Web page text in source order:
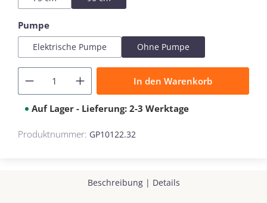
Pumpeauswählen
Elektrische Pumpe Ohne Pumpe
In den Warenkorb
Auf Lager - Lieferung: 2-3 Werktage
Produktnummer: GP10122.32
Beschreibung| Details